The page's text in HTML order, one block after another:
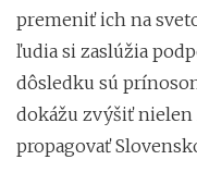
premeniť ich na
ľudia si zaslúžia
dôsledku sú
dokážu zvýšiť nielen
propagovať